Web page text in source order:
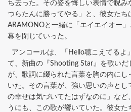
ち去った。その姿を悔しい表情で睨み
つらたんに勝ってやる」と、彼女たち
ARAMONOと一緒に「エイエイオー
幕を閉じていった。
アンコールは、「Hello聴こえてるよ
て、新曲の『Shooting Star』を歌いだ
が、歌詞に綴られた言葉を胸の内にし
いた。その言葉が、強い思いの声とし
の幸せは気づいてたはずなのに」など
うにも、この歌が響いていた。彼女た